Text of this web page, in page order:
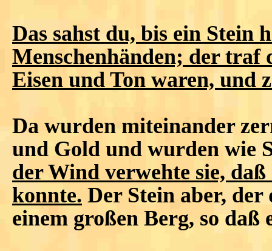
Das sahst du, bis ein Stein
Menschenhänden; der traf
Eisen und Ton waren, und
Da wurden miteinander
und Gold und wurden wie
der Wind verwehte sie,
konnte. Der Stein aber,
einem großen Berg, so